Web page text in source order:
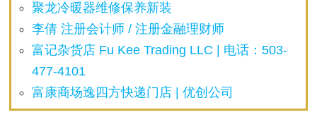
聚龙冷暖器维修保养新装
李倩 注册会计师 / 注册金融理财师
富记杂货店 Fu Kee Trading LLC | 电话：503-
477-4101
富康商场逸四方快递门店 | 优创公司